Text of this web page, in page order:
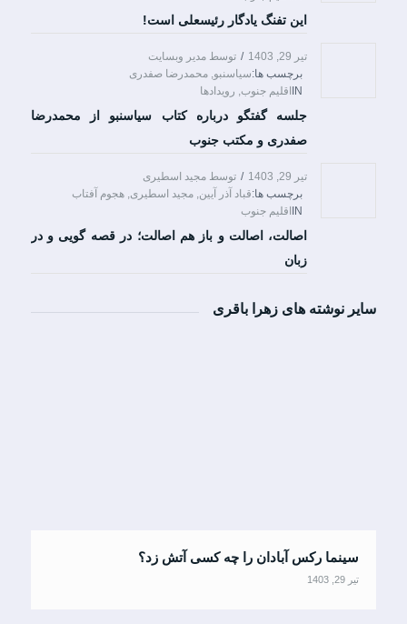
این تفنگ یادگار رئیسعلی است!
تیر 29, 1403 / توسط مدیر وبسایت
IN اقلیم جنوب, رویدادها
برچسب ها:سیاسنبو, محمدرضا صفدری
جلسه گفتگو درباره کتاب سیاسنبو از محمدرضا
صفدری و مکتب جنوب
تیر 29, 1403 / توسط مجید اسطیری
IN اقلیم جنوب
برچسب ها:قباد آذر آیین, مجید اسطیری, هجوم آفتاب
اصالت، اصالت و باز هم اصالت؛ در قصه گویی و در
زبان
سایر نوشته های زهرا باقری
سینما رکس آبادان را چه کسی آتش زد؟
تیر 29, 1403